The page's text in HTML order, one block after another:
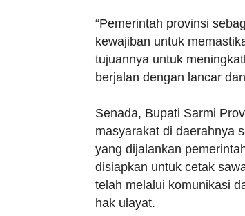
“Pemerintah provinsi
kewajiban untuk
tujuannya untuk
berjalan dengan lancar
Senada, Bupati Sarmi
masyarakat di daerahnya
yang dijalankan
disiapkan untuk cetak
telah melalui komunikasi
hak ulayat.